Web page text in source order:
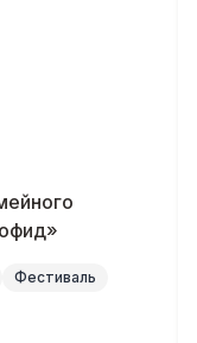
Фестиваль